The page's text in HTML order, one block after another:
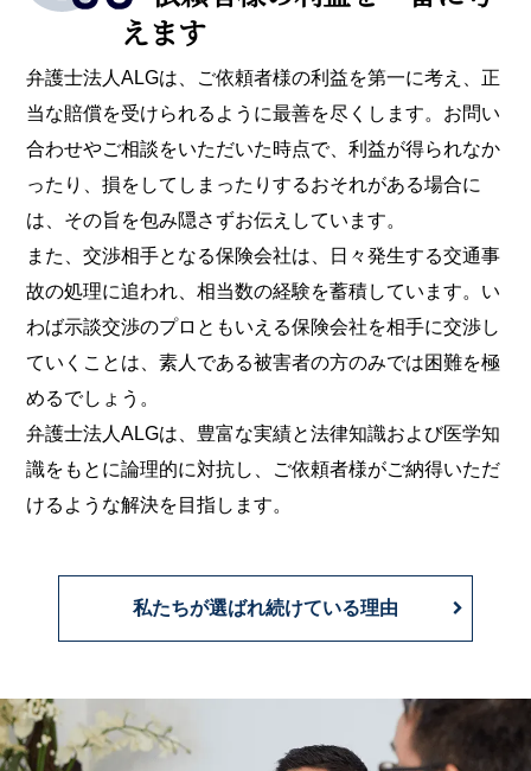
えます
弁護士法人ALGは、ご依頼者様の利益を第一に考え、正
当な賠償を受けられるように最善を尽くします。お問い
合わせやご相談をいただいた時点で、利益が得られなか
ったり、損をしてしまったりするおそれがある場合に
は、その旨を包み隠さずお伝えしています。
また、交渉相手となる保険会社は、日々発生する交通事
故の処理に追われ、相当数の経験を蓄積しています。い
わば示談交渉のプロともいえる保険会社を相手に交渉し
ていくことは、素人である被害者の方のみでは困難を極
めるでしょう。
弁護士法人ALGは、豊富な実績と法律知識および医学知
識をもとに論理的に対抗し、ご依頼者様がご納得いただ
けるような解決を目指します。
私たちが選ばれ続けている理由